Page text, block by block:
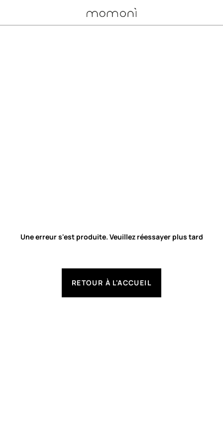
Une erreur s'est produite. Veuillez réessayer plus tard
RETOUR À L'ACCUEIL